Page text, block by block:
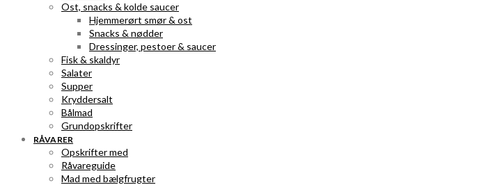
Ost, snacks & kolde saucer
Hjemmerørt smør & ost
Snacks & nødder
Dressinger, pestoer & saucer
Fisk & skaldyr
Salater
Supper
Kryddersalt
Bålmad
Grundopskrifter
RÅVARER
Opskrifter med
Råvareguide
Mad med bælgfrugter